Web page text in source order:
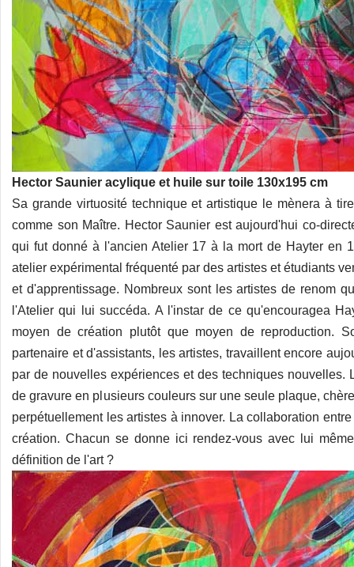
Hector Saunier acylique et huile sur toile 130x195 cm
Sa grande virtuosité technique et artistique le mènera à
comme son Maître. Hector Saunier est aujourd'hui co-
qui fut donné à l'ancien Atelier 17 à la mort de Hayter en
atelier expérimental fréquenté par des artistes et étudiants
et d'apprentissage. Nombreux sont les artistes de renom
l'Atelier qui lui succéda. A l'instar de ce qu'encouragea
moyen de création plutôt que moyen de reproduction.
partenaire et d'assistants, les artistes, travaillent encore
par de nouvelles expériences et des techniques
de gravure en plusieurs couleurs sur une seule plaque,
perpétuellement les artistes à innover. La collaboration
création. Chacun se donne ici rendez-vous avec lui
définition de l'art ?